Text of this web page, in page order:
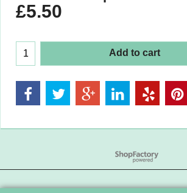
£5.50
Add to cart
To create online store
ShopFactory eCommerce